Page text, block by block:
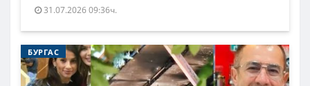
31.07.2026 09:36ч.
БУРГАС